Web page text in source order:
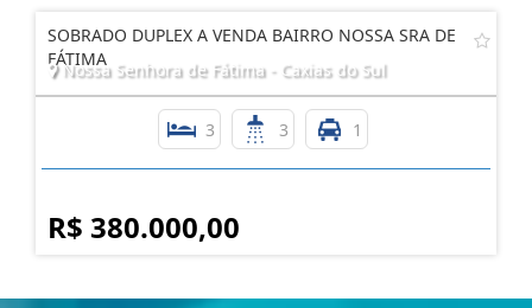
SOBRADO DUPLEX A VENDA BAIRRO NOSSA SRA DE
FÁTIMA
Nossa Senhora de Fátima - Caxias do Sul
3 3 1
R$ 380.000,00